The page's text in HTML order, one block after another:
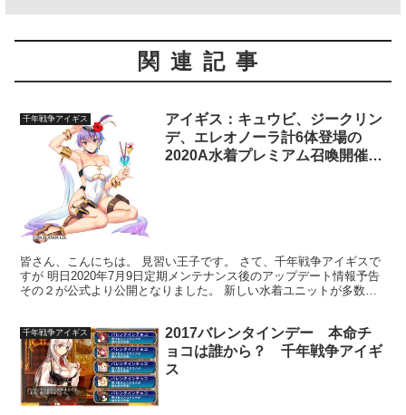
関連記事
千年戦争アイギス
アイギス：キュウビ、ジークリン
デ、エレオノーラ計6体登場の
2020A水着プレミアム召喚開催予
皆さん、こんにちは。 見習い王子です。 さて、千年戦争アイギスで
すが 明日2020年7月9日定期メンテナンス後のアップデート情報予告
その２が公式より公開となりました。 新しい水着ユニットが多数登
千年戦争アイギス
2017バレンタインデー 本命チ
ョコは誰から？ 千年戦争アイギ
ス